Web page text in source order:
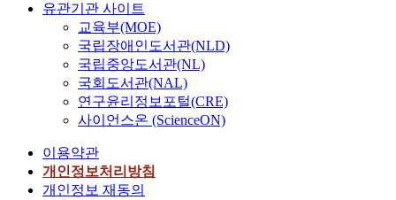
유관기관 사이트
교육부(MOE)
국립장애인도서관(NLD)
국립중앙도서관(NL)
국회도서관(NAL)
연구윤리정보포털(CRE)
사이언스온 (ScienceON)
이용약관
개인정보처리방침
개인정보 재동의